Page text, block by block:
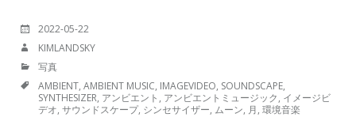
投
日:
2022-05-22
投
者:
KIMLANDSKY
カ
ゴ
リ
ー:
写真
TAGS
AMBIENT, AMBIENT MUSIC, IMAGEVIDEO, SOUNDSCAPE,
SYNTHESIZER, アンビエント , アンビエントミュージック, イメージビ
デオ, サウンドスケープ, シンセサイザー, ムーン, 月, 環境音楽